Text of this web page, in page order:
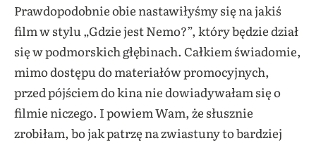
Prawdopodobnie obie nastawiłyśmy się na jakiś
film w stylu „Gdzie jest Nemo?”, który będzie dział
się w podmorskich głębinach. Całkiem świadomie,
mimo dostępu do materiałów promocyjnych,
przed pójściem do kina nie dowiadywałam się o
filmie niczego. I powiem Wam, że słusznie
zrobiłam, bo jak patrzę na zwiastuny to bardziej